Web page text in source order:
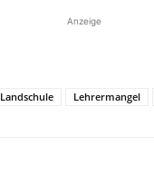
Anzeige
Landschule Lehrermangel